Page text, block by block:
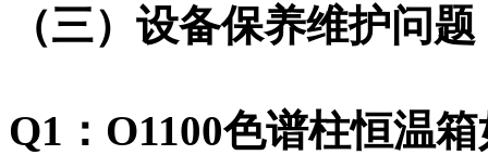
（三）设备保养维护问题
Q1：O1100色谱柱恒温